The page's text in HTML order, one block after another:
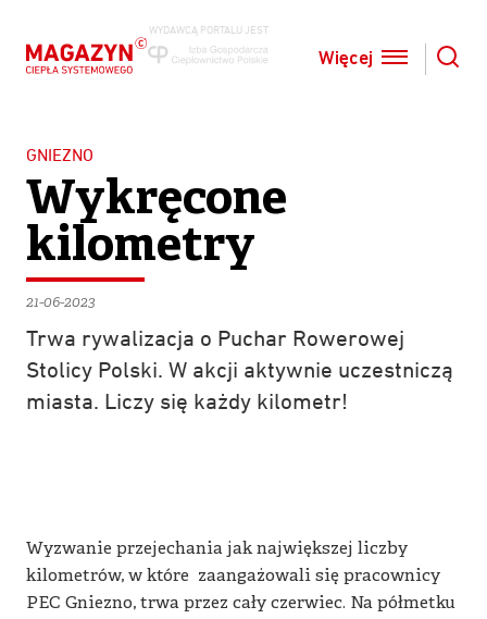
WYDAWCĄ PORTALU JEST
Więcej
GNIEZNO
Wykręcone
kilometry
21-06-2023
Trwa rywalizacja o Puchar Rowerowej
Stolicy Polski. W akcji aktywnie uczestniczą
miasta. Liczy się każdy kilometr!
Wyzwanie przejechania jak największej liczby
kilometrów, w które zaangażowali się pracownicy
PEC Gniezno, trwa przez cały czerwiec. Na półmetku